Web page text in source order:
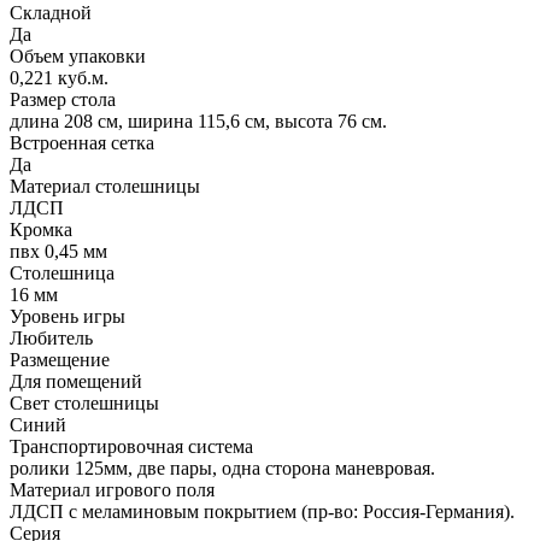
Складной
Да
Объем упаковки
0,221 куб.м.
Размер стола
длина 208 см, ширина 115,6 см, высота 76 см.
Встроенная сетка
Да
Материал столешницы
ЛДСП
Кромка
пвх 0,45 мм
Столешница
16 мм
Уровень игры
Любитель
Размещение
Для помещений
Свет столешницы
Синий
Транспортировочная система
ролики 125мм, две пары, одна сторона маневровая.
Материал игрового поля
ЛДСП с меламиновым покрытием (пр-во: Россия-Германия).
Серия